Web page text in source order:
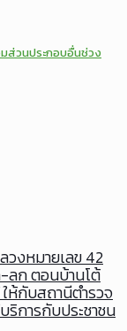
ส่วนประกอบอื่นช่วง
วงหมายเลข 42
ลก ตอนบ้านโต้
ห้กับสถานีตำรวจ
ริการกับประชาชน